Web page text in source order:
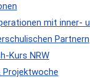
mit inner-
Partnern
Kurs NRW
Projektwoche